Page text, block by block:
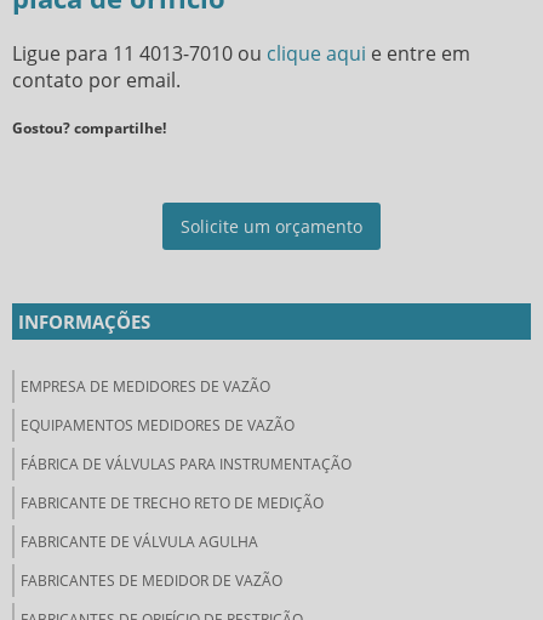
Ligue para 11 4013-7010 ou clique aqui e entre em
contato por email.
Gostou? compartilhe!
Solicite um orçamento
INFORMAÇÕES
EMPRESA DE MEDIDORES DE VAZÃO
EQUIPAMENTOS MEDIDORES DE VAZÃO
FÁBRICA DE VÁLVULAS PARA INSTRUMENTAÇÃO
FABRICANTE DE TRECHO RETO DE MEDIÇÃO
FABRICANTE DE VÁLVULA AGULHA
FABRICANTES DE MEDIDOR DE VAZÃO